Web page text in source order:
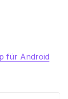
für Android